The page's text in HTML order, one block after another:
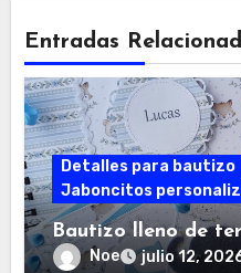
Entradas
Detalles para bautizo
Jaboncitos
Bautizo lleno de
Noe julio 12,